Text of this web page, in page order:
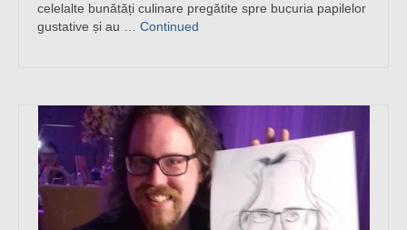
celelalte bunătăți culinare pregătite spre bucuria papilelor
gustative și au … Continued